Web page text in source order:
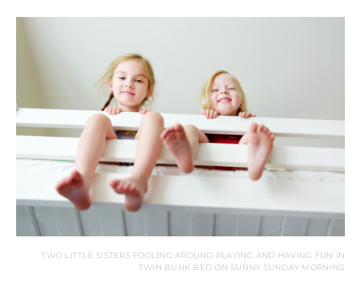
TWO LITTLE SISTERS FOOLING AROUND PLAYING AND HAVING FUN IN
TWIN BUNK BED ON SUNNY SUNDAY MORNING